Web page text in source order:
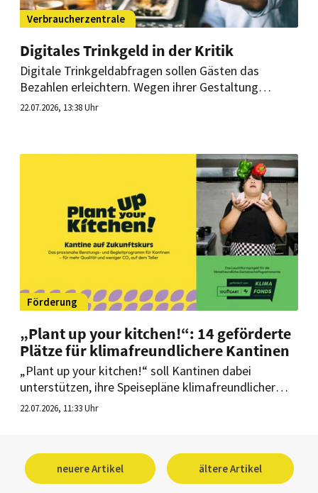
Verbraucherzentrale
Digitales Trinkgeld in der Kritik
Digitale Trinkgeldabfragen sollen Gästen das
Bezahlen erleichtern. Wegen ihrer Gestaltung
geraten sie jedoch zunehmend in die Kritik. In
sollten Gastgeber jetzt beachten?
22.07.2026, 13:38 Uhr
Förderung
„Plant up your kitchen!“: 14 geförderte
Plätze für klimafreundlichere Kantinen
„Plant up your kitchen!“ soll Kantinen dabei
unterstützen, ihre Speisepläne klimafreundlicher
auszurichten und den CO₂-Fußabdruck ihrer
auch Betriebe außerhalb Stuttgarts können das
Programm nutzen.
22.07.2026, 11:33 Uhr
neuere Artikel ältere Artikel